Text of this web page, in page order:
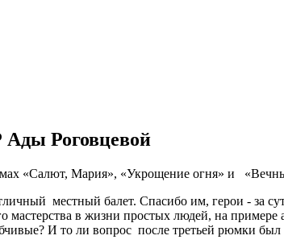
Ады Роговцевой
«Салют, Мария», «Укрощение огня» и
местный балет. Спасибо им, герои - за
в жизни простых людей, на
И то ли вопрос после третьей рюмки